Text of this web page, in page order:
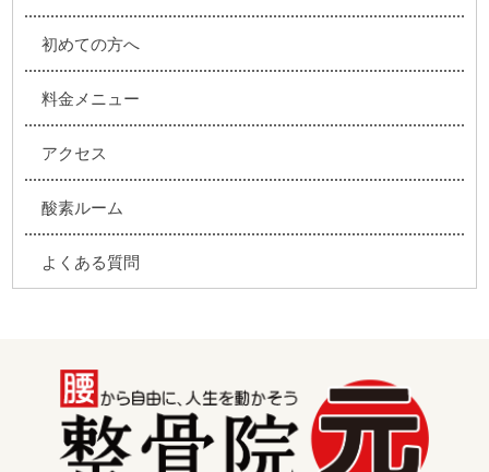
初めての方へ
料金メニュー
アクセス
酸素ルーム
よくある質問